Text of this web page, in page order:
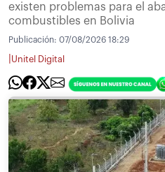
existen problemas para el
combustibles en Bolivia
Publicación: 07/08/2026 18:29
Unitel Digital